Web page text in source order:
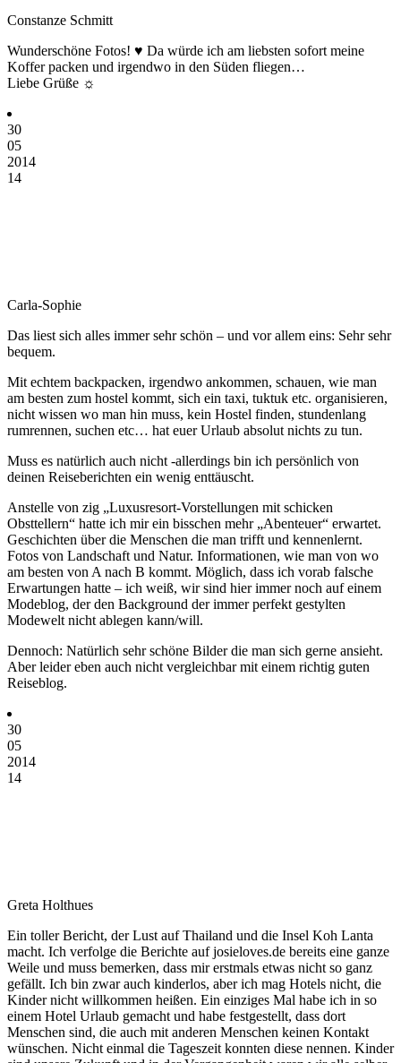
Constanze Schmitt
Wunderschöne Fotos! ♥ Da würde ich am liebsten sofort meine
Koffer packen und irgendwo in den Süden fliegen…
Liebe Grüße ☼
30
05
2014
14
Carla-Sophie
Das liest sich alles immer sehr schön – und vor allem eins: Sehr sehr
bequem.
Mit echtem backpacken, irgendwo ankommen, schauen, wie man
am besten zum hostel kommt, sich ein taxi, tuktuk etc. organisieren,
nicht wissen wo man hin muss, kein Hostel finden, stundenlang
rumrennen, suchen etc… hat euer Urlaub absolut nichts zu tun.
Muss es natürlich auch nicht -allerdings bin ich persönlich von
deinen Reiseberichten ein wenig enttäuscht.
Anstelle von zig „Luxusresort-Vorstellungen mit schicken
Obsttellern“ hatte ich mir ein bisschen mehr „Abenteuer“ erwartet.
Geschichten über die Menschen die man trifft und kennenlernt.
Fotos von Landschaft und Natur. Informationen, wie man von wo
am besten von A nach B kommt. Möglich, dass ich vorab falsche
Erwartungen hatte – ich weiß, wir sind hier immer noch auf einem
Modeblog, der den Background der immer perfekt gestylten
Modewelt nicht ablegen kann/will.
Dennoch: Natürlich sehr schöne Bilder die man sich gerne ansieht.
Aber leider eben auch nicht vergleichbar mit einem richtig guten
Reiseblog.
30
05
2014
14
Greta Holthues
Ein toller Bericht, der Lust auf Thailand und die Insel Koh Lanta
macht. Ich verfolge die Berichte auf josieloves.de bereits eine ganze
Weile und muss bemerken, dass mir erstmals etwas nicht so ganz
gefällt. Ich bin zwar auch kinderlos, aber ich mag Hotels nicht, die
Kinder nicht willkommen heißen. Ein einziges Mal habe ich in so
einem Hotel Urlaub gemacht und habe festgestellt, dass dort
Menschen sind, die auch mit anderen Menschen keinen Kontakt
wünschen. Nicht einmal die Tageszeit konnten diese nennen. Kinder